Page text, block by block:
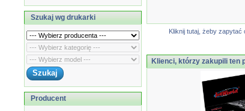
Szukaj wg drukarki
Producent
Kliknij tutaj, żeby zapytać
Klienci, którzy zakupili ten